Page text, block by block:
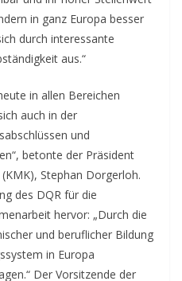
in ganz Europa besser
durch interessante
aus.“
in allen Bereichen
auch in der
und
betonte der Präsident
Stephan Dorgerloh.
des DQR für die
hervor: „Durch die
und beruflicher Bildung
in Europa
Der Vorsitzende der